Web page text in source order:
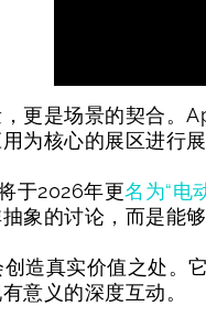
更是场景的契合。
为核心的展区进行
于2026年更名为“电
象的讨论，而是能
造真实价值之处
意义的深度互动。